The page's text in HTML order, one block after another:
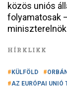
közös uniós
folyamatosak
HÍRKLIKK
KÜLFÖLD
AZ EURÓPAI UNIÓ